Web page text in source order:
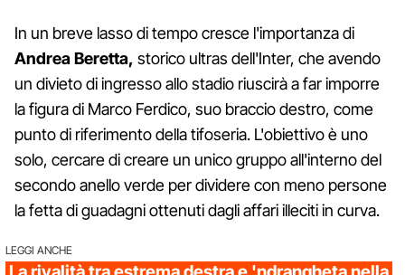
In un breve lasso di tempo cresce l'importanza di
Andrea Beretta, storico ultras dell'Inter, che avendo
un divieto di ingresso allo stadio riuscirà a far imporre
la figura di Marco Ferdico, suo braccio destro, come
punto di riferimento della tifoseria. L'obiettivo è uno
solo, cercare di creare un unico gruppo all'interno del
secondo anello verde per dividere con meno persone
la fetta di guadagni ottenuti dagli affari illeciti in curva.
LEGGI ANCHE